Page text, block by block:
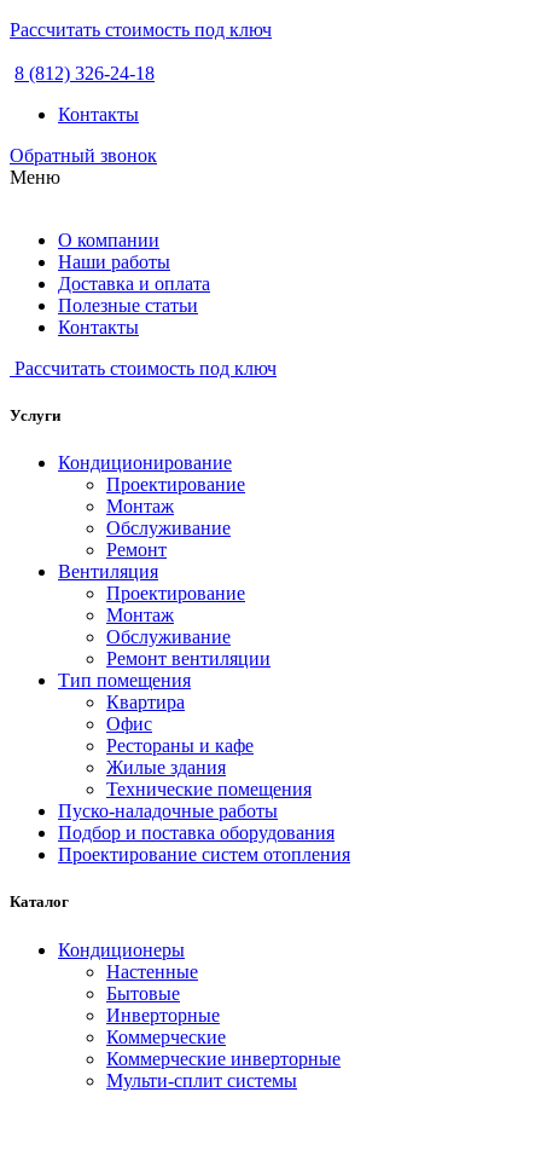
Рассчитать стоимость под ключ
8 (812) 326-24-18
Контакты
Обратный звонок
Меню
О компании
Наши работы
Доставка и оплата
Полезные статьи
Контакты
Рассчитать стоимость под ключ
Услуги
Кондиционирование
Проектирование
Монтаж
Обслуживание
Ремонт
Вентиляция
Проектирование
Монтаж
Обслуживание
Ремонт вентиляции
Тип помещения
Квартира
Офис
Рестораны и кафе
Жилые здания
Технические помещения
Пуско-наладочные работы
Подбор и поставка оборудования
Проектирование систем отопления
Каталог
Кондиционеры
Настенные
Бытовые
Инверторные
Коммерческие
Коммерческие инверторные
Мульти-сплит системы